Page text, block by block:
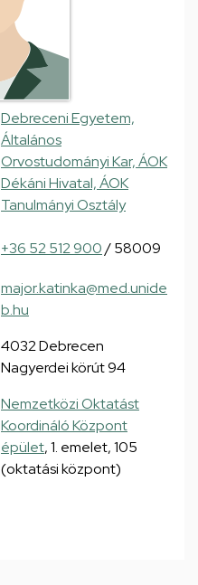
Debreceni Egyetem,
Általános
Orvostudományi Kar, ÁOK
Dékáni Hivatal, ÁOK
Tanulmányi Osztály
+36 52 512 900/ 58009
major.katinka@med.unide
b.hu
4032 Debrecen
Nagyerdei körút 94
Nemzetközi Oktatást
Koordináló Központ
épület, 1. emelet, 105
(oktatási központ)